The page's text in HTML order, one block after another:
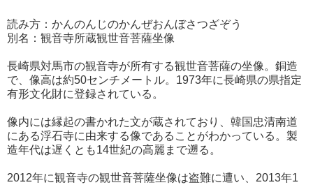
読み方：かんのんじのかんぜおんぼさつざぞう
別名：観音寺所蔵観世音菩薩坐像
長崎県対馬市の観音寺が所有する観世音菩薩の坐像。銅造
で、像高は約50センチメートル。1973年に長崎県の県指定
有形文化財に登録されている。
像内には縁起の書かれた文が蔵されており、韓国忠清南道
にある浮石寺に由来する像であることがわかっている。製
造年代は遅くとも14世紀の高麗まで遡る。
2012年に観音寺の観世音菩薩坐像は盗難に遭い、2013年1